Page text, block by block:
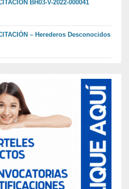
BH03-V-2022-000041
– Herederos Desconocidos